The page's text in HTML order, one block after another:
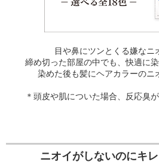
目や鼻にツンとくる嫌なニ
締め切った部屋の中でも、快適に
染めた後も髪にヘアカラーのニ
＊頭皮や肌についた場合、反応臭
ニオイがしないのにキ